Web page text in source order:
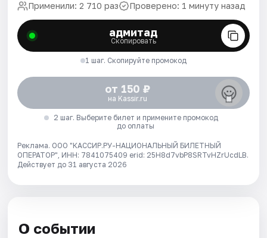
Применили: 2 710 раз Проверено: 1 минуту назад
адмитад
Скопировать
1 шаг. Скопируйте промокод
от 150 ₽
на Kassir.ru
2 шаг. Выберите билет и примените промокод
до оплаты
Реклама. ООО "КАССИР.РУ-НАЦИОНАЛЬНЫЙ БИЛЕТНЫЙ
ОПЕРАТОР", ИНН: 7841075409 erid: 25H8d7vbP8SRTvHZrUcdLB.
Действует до 31 августа 2026
О событии